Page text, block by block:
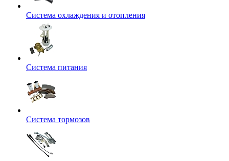
Система охлаждения и отопления
Система питания
Система тормозов